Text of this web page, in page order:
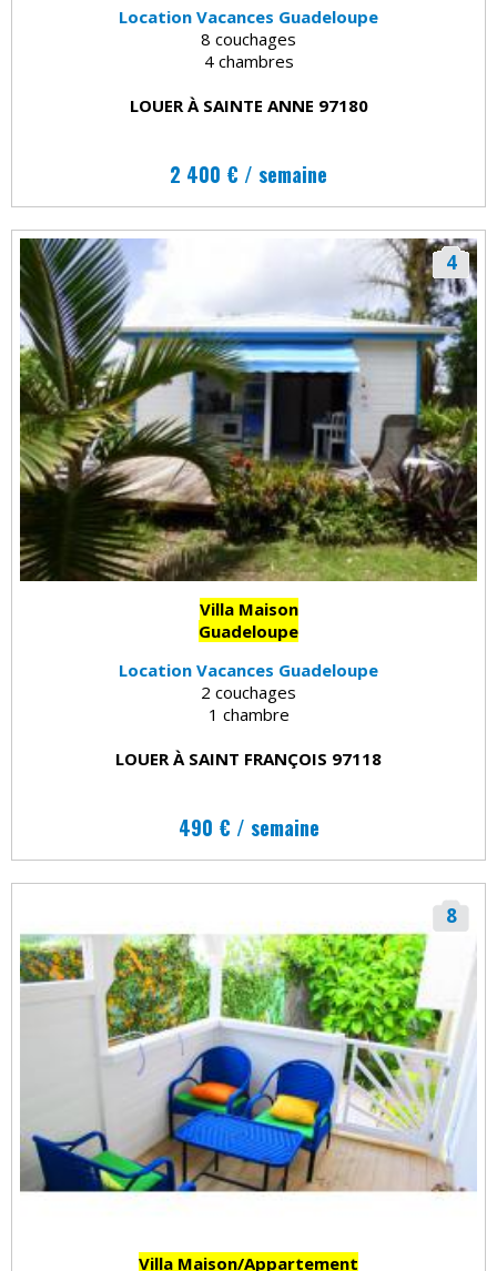
Location Vacances Guadeloupe
8 couchages
4 chambres
LOUER À SAINTE ANNE 97180
2 400 € / semaine
4
Villa Maison
Guadeloupe
Location Vacances Guadeloupe
2 couchages
1 chambre
LOUER À SAINT FRANÇOIS 97118
490 € / semaine
8
Villa Maison/Appartement